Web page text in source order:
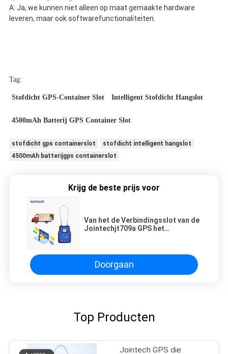
A: Ja, we kunnen niet alleen op maat gemaakte hardware
leveren, maar ook softwarefunctionaliteiten.
Tag:
Stofdicht GPS-Container Slot Intelligent Stofdicht Hangslot
4500mAh Batterij GPS Container Slot
stofdicht gps containerslot
stofdicht intelligent hangslot
4500mAh batterijgps containerslot
Krijg de beste prijs voor
Van het de Verbindingsslot van de
Jointechjt709a GPS het
Doorgaan
Top Producten
Jointech GPS die